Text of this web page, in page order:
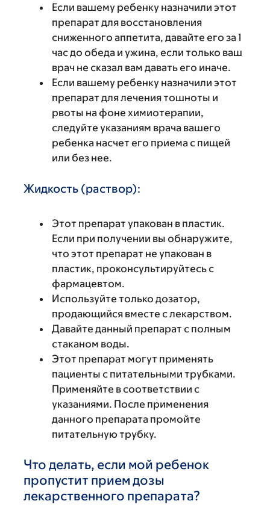
Если вашему ребенку назначили этот
препарат для восстановления
сниженного аппетита, давайте его за 1
час до обеда и ужина, если только ваш
врач не сказал вам давать его иначе.
Если вашему ребенку назначили этот
препарат для лечения тошноты и
рвоты на фоне химиотерапии,
следуйте указаниям врача вашего
ребенка насчет его приема с пищей
или без нее.
Жидкость (раствор):
Этот препарат упакован в пластик.
Если при получении вы обнаружите,
что этот препарат не упакован в
пластик, проконсультируйтесь с
фармацевтом.
Используйте только дозатор,
продающийся вместе с лекарством.
Давайте данный препарат с полным
стаканом воды.
Этот препарат могут применять
пациенты с питательными трубками.
Применяйте в соответствии с
указаниями. После применения
данного препарата промойте
питательную трубку.
Что делать, если мой ребенок
пропустит прием дозы
лекарственного препарата?